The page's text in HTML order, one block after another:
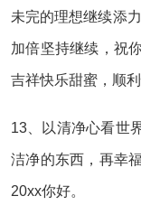
未完的理想继续添
加倍坚持继续，祝
吉祥快乐甜蜜，顺
13、以清净心看世
洁净的东西，再幸
20xx你好。